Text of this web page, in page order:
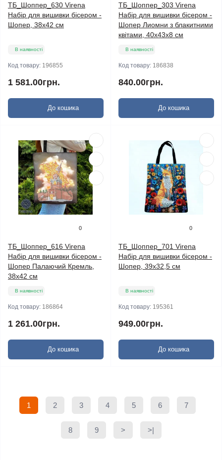
ТБ_Шоппер_630 Virena
Набір для вишивки бісером -
Шопер, 38х42 см
В наявності
Код товару: 196855
1 581.00грн.
До кошика
ТБ_Шоппер_303 Virena
Набір для вишивки бісером -
Шопер Лиомни з блакитними
квітами, 40х43x8 см
В наявності
Код товару: 186838
840.00грн.
До кошика
0
ТБ_Шоппер_616 Virena
Набір для вишивки бісером -
Шопер Палаючий Кремль,
38х42 см
В наявності
Код товару: 186864
1 261.00грн.
До кошика
0
ТБ_Шоппер_701 Virena
Набір для вишивки бісером -
Шопер, 39x32,5 см
В наявності
Код товару: 195361
949.00грн.
До кошика
1 2 3 4 5 6 7
8 9 > >|